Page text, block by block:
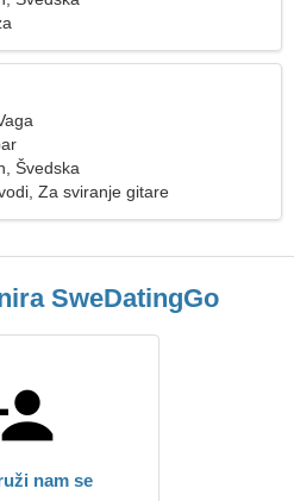
Švedska
Za sviranje gitare
SweDatingGo
nam se